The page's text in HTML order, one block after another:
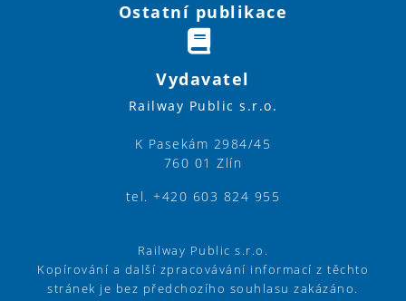
Ostatní publikace
Vydavatel
Railway Public s.r.o.
K Pasekám 2984/45
760 01 Zlín
tel. +420 603 824 955
Railway Public s.r.o.
Kopírování a další zpracovávání informací z těchto
stránek je bez předchozího souhlasu zakázáno.